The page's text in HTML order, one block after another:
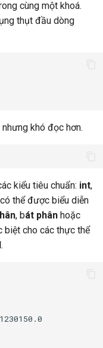
cùng một khoá.
thụt đầu dòng
khó đọc hơn.
kiểu tiêu chuẩn: int,
có thể được biểu diễn
, bát phân hoặc
biệt cho các thực thể
.